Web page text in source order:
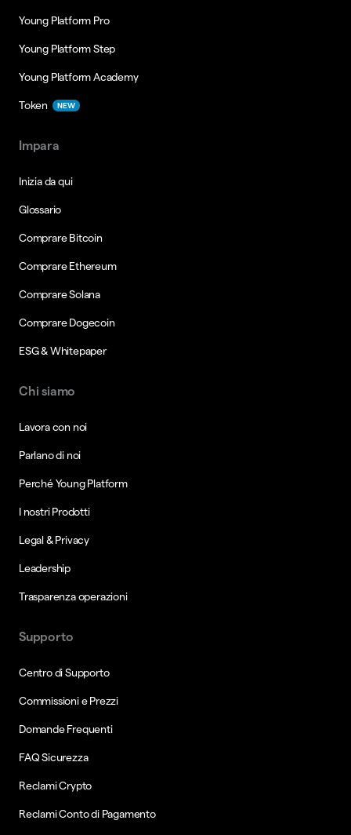
Young Platform Pro
Young Platform Step
Young Platform Academy
Token NEW
Impara
Inizia da qui
Glossario
Comprare Bitcoin
Comprare Ethereum
Comprare Solana
Comprare Dogecoin
ESG & Whitepaper
Chi siamo
Lavora con noi
Parlano di noi
Perché Young Platform
I nostri Prodotti
Legal & Privacy
Leadership
Trasparenza operazioni
Supporto
Centro di Supporto
Commissioni e Prezzi
Domande Frequenti
FAQ Sicurezza
Reclami Crypto
Reclami Conto di Pagamento